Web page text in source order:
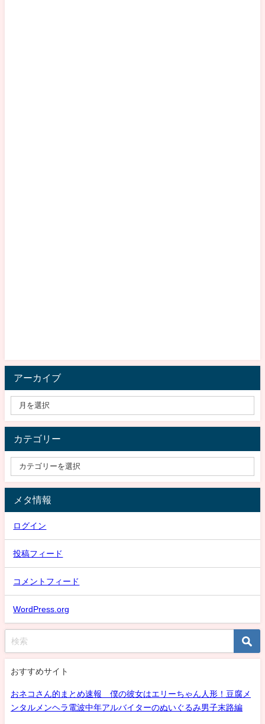
アーカイブ
カテゴリー
メタ情報
ログイン
投稿フィード
コメントフィード
WordPress.org
おすすめサイト
おネコさん的まとめ速報 僕の彼女はエリーちゃん人形！豆腐メ
ンタルメンヘラ電波中年アルバイターのぬいぐるみ男子末路編